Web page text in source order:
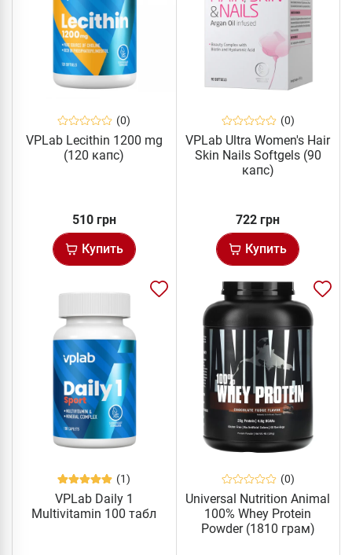
(0)
VPLab Lecithin 1200 mg
(120 капс)
510 грн
Купить
(0)
VPLab Ultra Women's Hair
Skin Nails Softgels (90
капс)
722 грн
Купить
(1)
VPLab Daily 1
Multivitamin 100 табл
(0)
Universal Nutrition Animal
100% Whey Protein
Powder (1810 грам)